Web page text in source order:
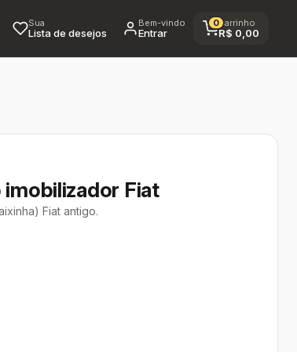
Sua
Lista de desejos
Bem-vindo
Entrar
0Carrinho
R$ 0,00
Fiat
Fiat antigo.